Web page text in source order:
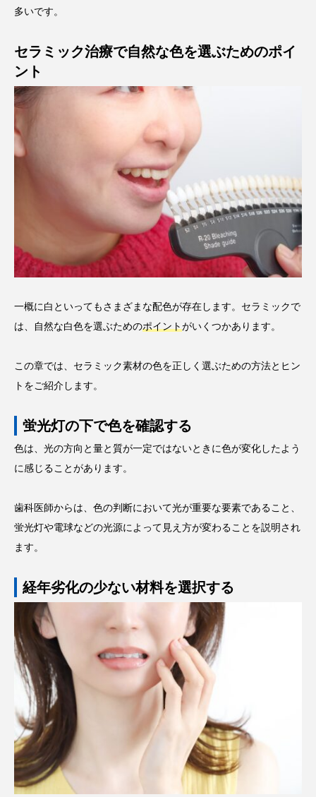
多いです。
セラミック治療で自然な色を選ぶためのポイ
ント
一概に白といってもさまざまな配色が存在します。セラミックで
は、自然な白色を選ぶためのポイント がいくつかあります。
この章では、セラミック素材の色を正しく選ぶための方法とヒン
トをご紹介します。
蛍光灯の下で色を確認する
色は、光の方向と量と質が一定ではないときに色が変化したよう
に感じることがあります。
歯科医師からは、色の判断において光が重要な要素であること、
蛍光灯や電球などの光源によって見え方が変わることを説明され
ます。
経年劣化の少ない材料を選択する